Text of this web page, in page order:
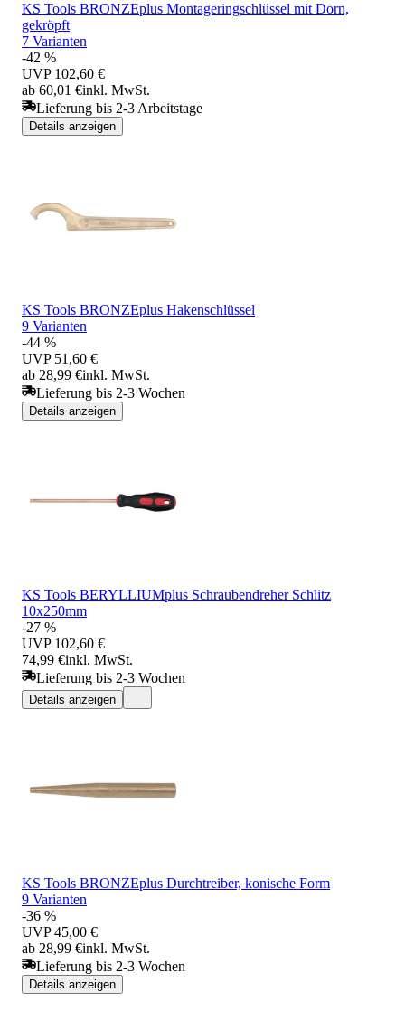
KS Tools BRONZEplus Montageringschlüssel mit Dorn,
gekröpft
7 Varianten
-42 %
UVP 102,60 €
ab 60,01 €inkl. MwSt.
Lieferung bis 2-3 Arbeitstage
Details anzeigen
KS Tools BRONZEplus Hakenschlüssel
9 Varianten
-44 %
UVP 51,60 €
ab 28,99 €inkl. MwSt.
Lieferung bis 2-3 Wochen
Details anzeigen
KS Tools BERYLLIUMplus Schraubendreher Schlitz
10x250mm
-27 %
UVP 102,60 €
74,99 €inkl. MwSt.
Lieferung bis 2-3 Wochen
Details anzeigen
KS Tools BRONZEplus Durchtreiber, konische Form
9 Varianten
-36 %
UVP 45,00 €
ab 28,99 €inkl. MwSt.
Lieferung bis 2-3 Wochen
Details anzeigen